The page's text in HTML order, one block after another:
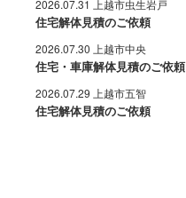
2026.07.31 上越市虫生岩戸
住宅解体見積のご依頼
2026.07.30 上越市中央
住宅・車庫解体見積のご依頼
2026.07.29 上越市五智
住宅解体見積のご依頼